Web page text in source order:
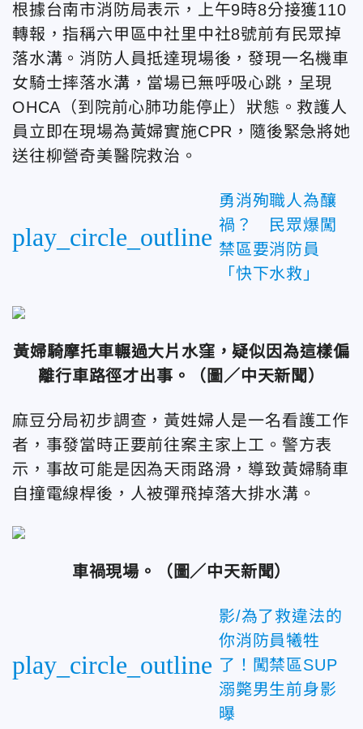
根據台南市消防局表示，上午9時8分接獲110
轉報，指稱六甲區中社里中社8號前有民眾掉
落水溝。消防人員抵達現場後，發現一名機車
女騎士摔落水溝，當場已無呼吸心跳，呈現
OHCA（到院前心肺功能停止）狀態。救護人
員立即在現場為黃婦實施CPR，隨後緊急將她
送往柳營奇美醫院救治。
play_circle_outline
勇消殉職人為釀
禍？ 民眾爆闖
禁區要消防員
「快下水救」
黃婦騎摩托車輾過大片水窪，疑似因為這樣偏
離行車路徑才出事。
（圖／中天新聞）
麻豆分局初步調查，黃姓婦人是一名看護工作
者，事發當時正要前往案主家上工。警方表
示，事故可能是因為天雨路滑，導致黃婦騎車
自撞電線桿後，人被彈飛掉落大排水溝。
車禍現場。 （圖／中天新聞）
play_circle_outline
影/為了救違法的
你消防員犧牲
了！闖禁區SUP
溺斃男生前身影
曝